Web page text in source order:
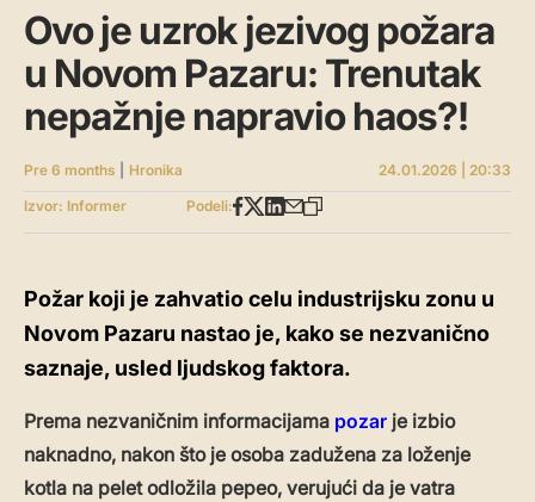
Ovo je uzrok jezivog požara
u Novom Pazaru: Trenutak
nepažnje napravio haos?!
Pre 6 months Hronika
24.01.2026 | 20:33
Izvor: Informer
Podeli:
Požar koji je zahvatio celu industrijsku zonu u
Novom Pazaru nastao je, kako se nezvanično
saznaje, usled ljudskog faktora.
Prema nezvaničnim informacijama pozar je izbio
naknadno, nakon što je osoba zadužena za loženje
kotla na pelet odložila pepeo, verujući da je vatra